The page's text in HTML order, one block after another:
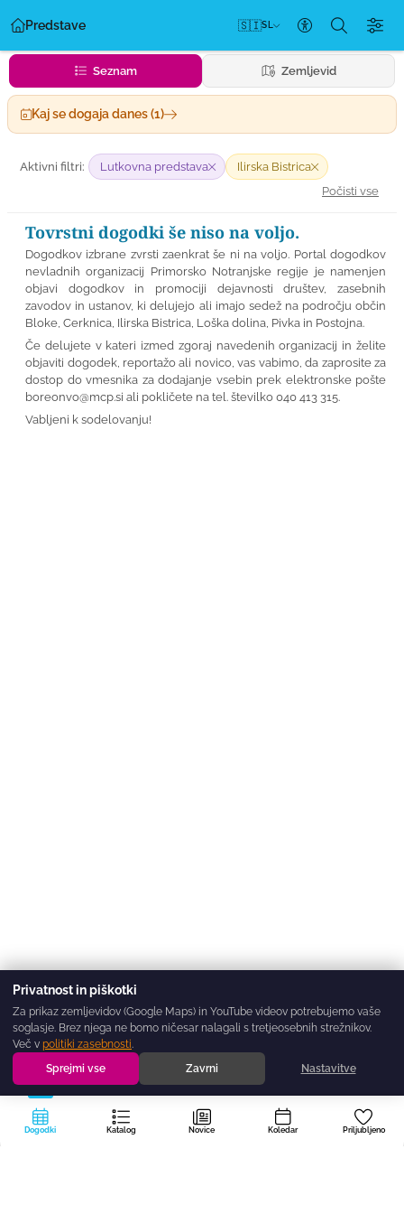
Predstave 🇸🇮SL
Nastavitve
Dogodki Katalog Novice Koledar Priljubljeno
Seznam Zemljevid
Kaj se dogaja danes (1)
Aktivni filtri: Lutkovna predstava
Ilirska Bistrica
Počisti vse
Tovrstni dogodki še niso na voljo.
Dogodkov izbrane zvrsti zaenkrat še ni na voljo. Portal dogodkov
nevladnih organizacij Primorsko Notranjske regije je namenjen
objavi dogodkov in promociji dejavnosti društev, zasebnih
zavodov in ustanov, ki delujejo ali imajo sedež na področju občin
Bloke, Cerknica, Ilirska Bistrica, Loška dolina, Pivka in Postojna.
Če delujete v kateri izmed zgoraj navedenih organizacij in želite
objaviti dogodek, reportažo ali novico, vas vabimo, da zaprosite za
dostop do vmesnika za dodajanje vsebin prek elektronske pošte
boreonvo@mcp.si ali pokličete na tel. številko 040 413 315.
Vabljeni k sodelovanju!
Privatnost in piškotki
Za prikaz zemljevidov (Google Maps) in YouTube videov potrebujemo vaše
soglasje. Brez njega ne bomo ničesar nalagali s tretjeosebnih strežnikov.
Več v politiki zasebnosti.
Sprejmi vse
Zavrni Nastavitve